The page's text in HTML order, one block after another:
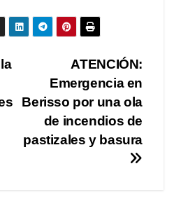
ATENCIÓN:
Emergencia en
Berisso por una ola
de incendios de
pastizales y basura